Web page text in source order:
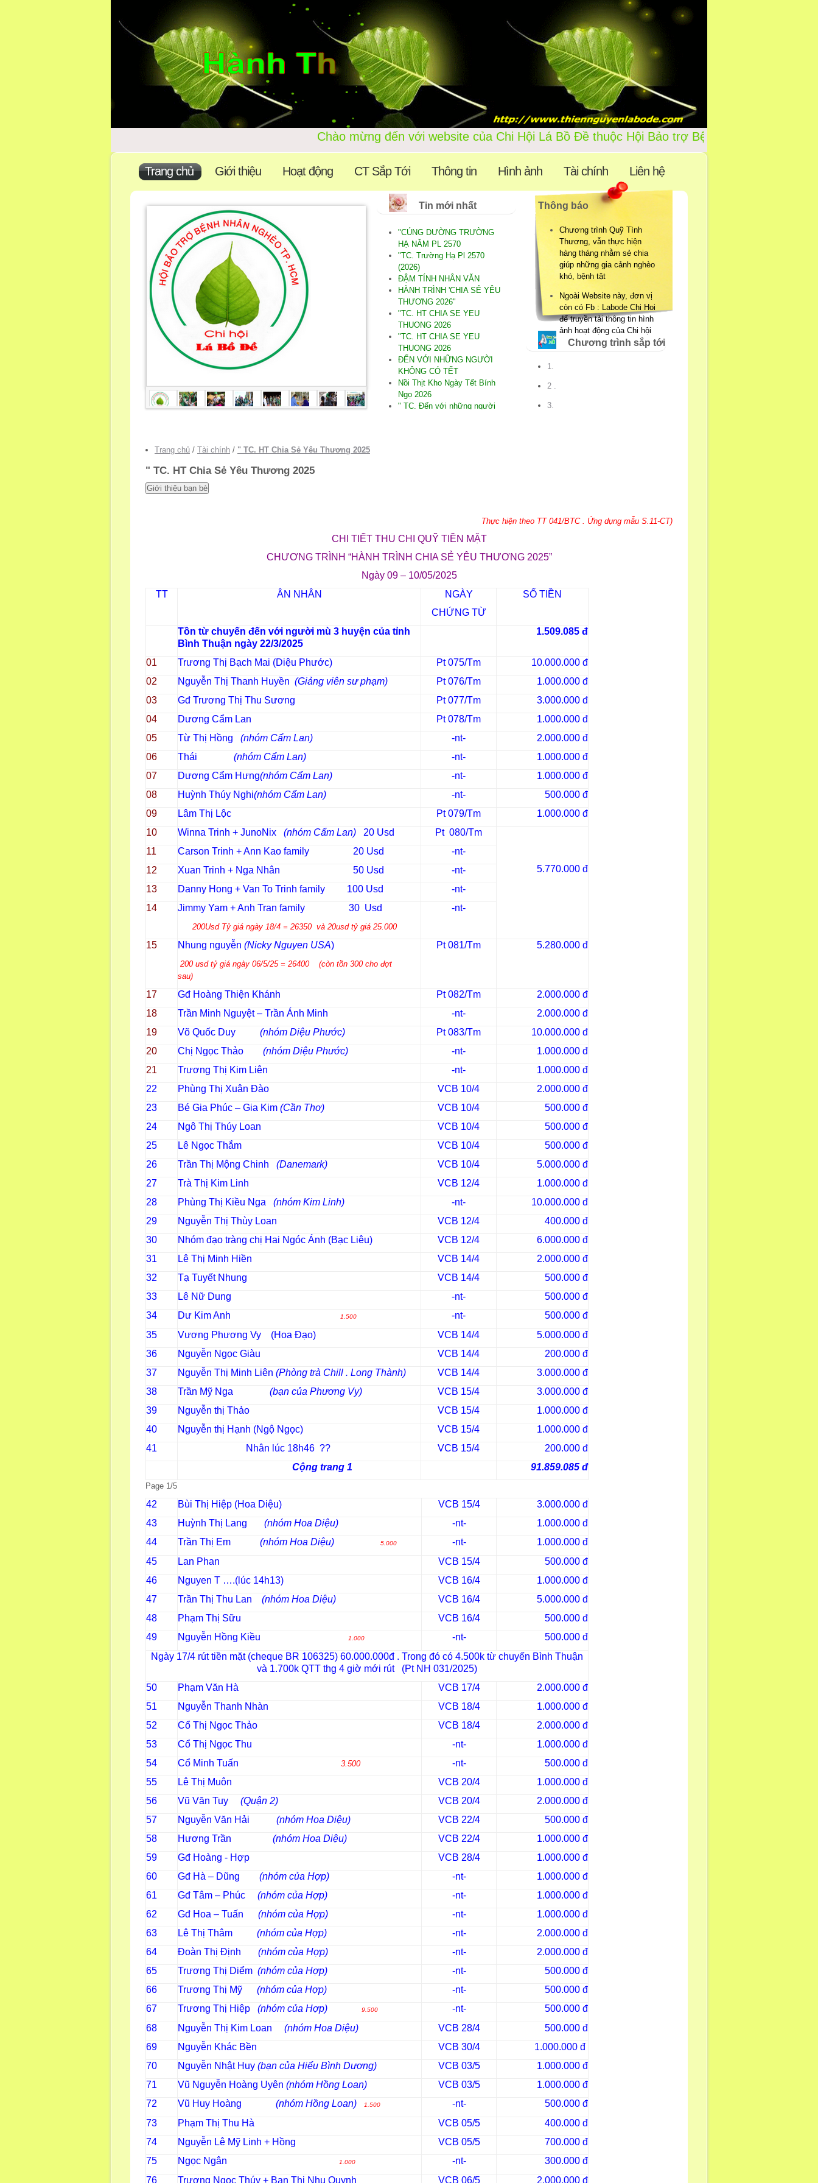
Chào mừng đến với website của Chi Hội Lá Bồ Đề thuộc
Trang chủ Giới thiệu Hoạt động CT Sắp Tới Thông tin Hình ảnh Tài chính Liên hệ
Tin mới nhất
"CÚNG DƯỜNG TRƯỜNG
HẠ NĂM PL 2570
"TC. Trường Hạ Pl 2570
(2026)
ĐẬM TÍNH NHÂN VĂN
HÀNH TRÌNH 'CHIA SẺ YÊU
THƯƠNG 2026"
"TC. HT CHIA SE YEU
THUONG 2026
"TC. HT CHIA SE YEU
THUONG 2026
ĐẾN VỚI NHỮNG NGƯỜI
KHÔNG CÓ TẾT
Nồi Thịt Kho Ngày Tết Bính
Ngọ 2026
" TC. Đến với những người
*TC .Đến người Khiếm thị tại
Ninh Thuận 09/2025
* TC cúng dường TH năm PL
2569 (2025)
SOÁT UNG THƯ và TIÊM
NGỪA UNG THƯ
" TC. HT Chia Sẻ Yêu
Thương 2025
BÌNH THUẬN
Thông báo
Chương trình Quỹ Tình
Thương, vẫn thực hiện
hàng tháng nhằm sẻ chia
giúp những gia cảnh nghèo
khó, bệnh tật
Ngoài Website này, đơn vị
còn có Fb : Labode Chi Hoi
để truyền tải thông tin hình
ảnh hoạt động của Chi hội
Chương trình sắp tới
1.
2 .
3.
Trang chủ / Tài chính / " TC. HT Chia Sẻ Yêu Thương 2025
" TC. HT Chia Sẻ Yêu Thương 2025
Thực hiện theo TT 041/BTC . Ứng dụng mẫu S.11-CT)
CHI TIẾT THU CHI QUỸ TIỀN MẶT
CHƯƠNG TRÌNH “HÀNH TRÌNH CHIA SẺ YÊU THƯƠNG 2025”
Ngày 09 – 10/05/2025
TT
ÂN NHÂN
NGÀY
CHỨNG TỪ
SỐ TIỀN
Tồn từ chuyến đến với người mù 3 huyện của tỉnh
Bình Thuận ngày 22/3/2025
1.509.085 đ
01 Trương Thị Bạch Mai (Diệu Phước) Pt 075/Tm
10.000.000 đ
02
Nguyễn Thị Thanh Huyền (Giảng viên sư phạm) Pt 076/Tm
1.000.000 đ
03
Gđ Trương Thị Thu Sương Pt 077/Tm
3.000.000 đ
04
Dương Cẩm Lan Pt 078/Tm
1.000.000 đ
05
Từ Thị Hồng (nhóm Cẩm Lan) -nt-
2.000.000 đ
06
Thái (nhóm Cẩm Lan) -nt-
1.000.000 đ
07
Dương Cẩm Hưng(nhóm Cẩm Lan) -nt-
1.000.000 đ
08
Huỳnh Thúy Nghi(nhóm Cẩm Lan) -nt-
500.000 đ
09
Lâm Thị Lộc Pt 079/Tm
1.000.000 đ
10
Winna Trinh + JunoNix (nhóm Cẩm Lan) 20 Usd Pt 080/Tm
5.770.000 đ
11 Carson Trinh + Ann Kao family 20 Usd
-nt-
12
Xuan Trinh + Nga Nhân 50 Usd
-nt-
13
Danny Hong + Van To Trinh family 100 Usd
-nt-
14
Jimmy Yam + Anh Tran family 30 Usd
200Usd Tỷ giá ngày 18/4 = 26350 và 20usd tỷ giá 25.000
-nt-
15 Nhung nguyễn (Nicky Nguyen USA)
200 usd tỷ giá ngày 06/5/25 = 26400 (còn tồn 300 cho đợt
sau)
Pt 081/Tm 5.280.000 đ
17 Gđ Hoàng Thiện Khánh Pt 082/Tm
2.000.000 đ
18
Trần Minh Nguyệt – Trần Ánh Minh -nt-
2.000.000 đ
19
Võ Quốc Duy (nhóm Diệu Phước) Pt 083/Tm
10.000.000 đ
20
Chị Ngọc Thảo (nhóm Diệu Phước) -nt-
1.000.000 đ
21
Trương Thị Kim Liên -nt-
1.000.000 đ
22
Phùng Thị Xuân Đào VCB 10/4
2.000.000 đ
23
Bé Gia Phúc – Gia Kim (Cần Thơ) VCB 10/4
500.000 đ
24
Ngô Thị Thúy Loan VCB 10/4
500.000 đ
25
Lê Ngọc Thắm VCB 10/4
500.000 đ
26
Trần Thị Mộng Chinh (Danemark) VCB 10/4
5.000.000 đ
27
Trà Thị Kim Linh VCB 12/4
1.000.000 đ
28
Phùng Thị Kiều Nga (nhóm Kim Linh) -nt-
10.000.000 đ
29
Nguyễn Thị Thùy Loan VCB 12/4
400.000 đ
30
Nhóm đạo tràng chị Hai Ngóc Ánh (Bạc Liêu) VCB 12/4
6.000.000 đ
31
Lê Thị Minh Hiền VCB 14/4
2.000.000 đ
32
Tạ Tuyết Nhung VCB 14/4
500.000 đ
33
Lê Nữ Dung -nt-
500.000 đ
34
Dư Kim Anh 1.500 -nt-
500.000 đ
35
Vương Phương Vy (Hoa Đạo) VCB 14/4
5.000.000 đ
36
Nguyễn Ngọc Giàu VCB 14/4
200.000 đ
37
Nguyễn Thị Minh Liên (Phòng trà Chill . Long Thành) VCB 14/4
3.000.000 đ
38
Trần Mỹ Nga (bạn của Phương Vy) VCB 15/4
3.000.000 đ
39
Nguyễn thị Thảo VCB 15/4
1.000.000 đ
40
Nguyễn thị Hạnh (Ngộ Ngọc) VCB 15/4
1.000.000 đ
41
Nhân lúc 18h46 ?? VCB 15/4
200.000 đ
Cộng trang 1
91.859.085 đ
Page 1/5
42 Bùi Thị Hiệp (Hoa Diệu) VCB 15/4
3.000.000 đ
43
Huỳnh Thị Lang (nhóm Hoa Diệu) -nt-
1.000.000 đ
44
Trần Thị Em (nhóm Hoa Diệu) 5.000 -nt-
1.000.000 đ
45
Lan Phan VCB 15/4
500.000 đ
46
Nguyen T ….(lúc 14h13) VCB 16/4
1.000.000 đ
47
Trần Thị Thu Lan (nhóm Hoa Diệu) VCB 16/4
5.000.000 đ
48
Phạm Thị Sữu VCB 16/4
500.000 đ
49
Nguyễn Hồng Kiều 1.000 -nt-
500.000 đ
Ngày 17/4 rút tiền mặt (cheque BR 106325) 60.000.000đ . Trong đó có 4.500k từ chuyến Bình Thuận
và 1.700k QTT thg 4 giờ mới rút (Pt NH 031/2025)
50
Phạm Văn Hà VCB 17/4
2.000.000 đ
51
Nguyễn Thanh Nhàn VCB 18/4
1.000.000 đ
52
Cổ Thị Ngọc Thảo VCB 18/4
2.000.000 đ
53
Cổ Thị Ngọc Thu -nt-
1.000.000 đ
54
Cổ Minh Tuấn 3.500 -nt-
500.000 đ
55
Lê Thị Muôn VCB 20/4
1.000.000 đ
56
Vũ Văn Tuy (Quận 2) VCB 20/4
2.000.000 đ
57
Nguyễn Văn Hải (nhóm Hoa Diệu) VCB 22/4
500.000 đ
58
Hương Trần (nhóm Hoa Diệu) VCB 22/4
1.000.000 đ
59
Gđ Hoàng - Hợp VCB 28/4
1.000.000 đ
60
Gđ Hà – Dũng (nhóm của Hợp) -nt-
1.000.000 đ
61
Gđ Tâm – Phúc (nhóm của Hợp) -nt-
1.000.000 đ
62
Gđ Hoa – Tuấn (nhóm của Hợp) -nt-
1.000.000 đ
63
Lê Thị Thâm (nhóm của Hợp) -nt-
2.000.000 đ
64
Đoàn Thị Định (nhóm của Hợp) -nt-
2.000.000 đ
65
Trương Thị Diểm (nhóm của Hợp) -nt-
500.000 đ
66
Trương Thị Mỹ (nhóm của Hợp) -nt-
500.000 đ
67
Trương Thị Hiệp (nhóm của Hợp) 9.500 -nt-
500.000 đ
68
Nguyễn Thị Kim Loan (nhóm Hoa Diệu) VCB 28/4
500.000 đ
69
Nguyễn Khác Bền VCB 30/4
1.000.000 đ
70
Nguyễn Nhật Huy (bạn của Hiểu Bình Dương) VCB 03/5
1.000.000 đ
71
Vũ Nguyễn Hoàng Uyên (nhóm Hồng Loan) VCB 03/5
1.000.000 đ
72
Vũ Huy Hoàng (nhóm Hồng Loan) 1.500 -nt-
500.000 đ
73
Phạm Thị Thu Hà VCB 05/5
400.000 đ
74
Nguyễn Lê Mỹ Linh + Hồng VCB 05/5
700.000 đ
75
Ngọc Ngân 1.000 -nt-
300.000 đ
76
Trương Ngọc Thúy + Ban Thi Nhu Quynh VCB 06/5 2.000.000 đ